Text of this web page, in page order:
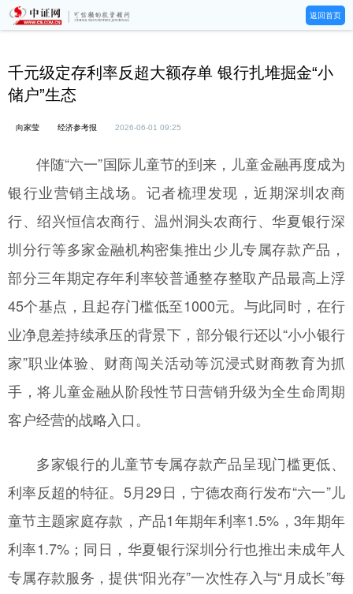
返回首页
千元级定存利率反超大额存单 银行扎堆掘金“小
储户”生态
向家莹 经济参考报 2026-06-01 09:25
伴随“六一”国际儿童节的到来，儿童金融再度成为
银行业营销主战场。记者梳理发现，近期深圳农商
行、绍兴恒信农商行、温州洞头农商行、华夏银行深
圳分行等多家金融机构密集推出少儿专属存款产品，
部分三年期定存年利率较普通整存整取产品最高上浮
45个基点，且起存门槛低至1000元。与此同时，在行
业净息差持续承压的背景下，部分银行还以“小小银行
家”职业体验、财商闯关活动等沉浸式财商教育为抓
手，将儿童金融从阶段性节日营销升级为全生命周期
客户经营的战略入口。
多家银行的儿童节专属存款产品呈现门槛更低、
利率反超的特征。5月29日，宁德农商行发布“六一”儿
童节主题家庭存款，产品1年期年利率1.5%，3年期年
利率1.7%；同日，华夏银行深圳分行也推出未成年人
专属存款服务，提供“阳光存”一次性存入与“月成长”每